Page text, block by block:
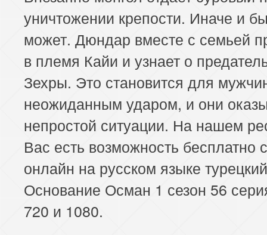
уничтожении крепости. Иначе и
может. Дюндар вместе с семьей
в племя Кайи и узнает о
Зехры. Это становится для
неожиданным ударом, и они
непростой ситуации. На нашем
Вас есть возможность бесплатно
онлайн на русском языке
Основание Осман 1 сезон 56
720 и 1080.